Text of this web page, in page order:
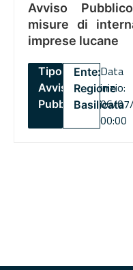
Avviso
misure di
imprese lucane
Tipo:
Avviso
Pubblico
Ente:
Regione
Basilicata
Data
inizio:
06/
00:00